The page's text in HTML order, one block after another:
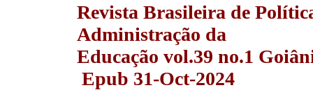
Revista Brasileira de
Administração da
Educação vol.39 no.1
Epub 31-Oct-2024